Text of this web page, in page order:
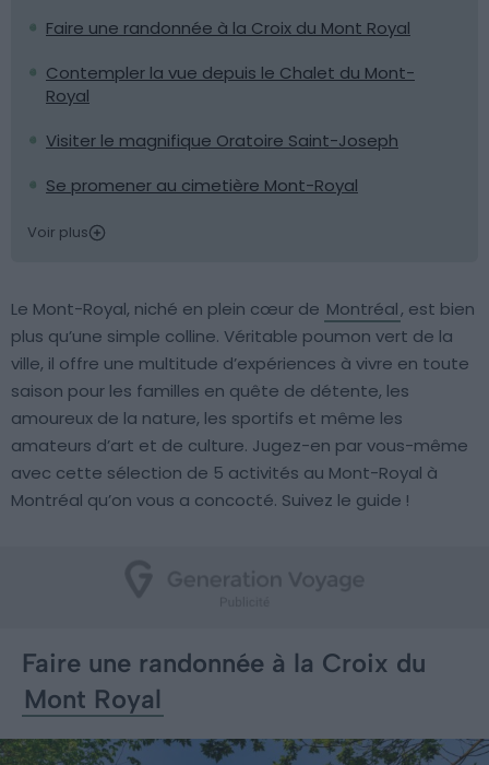
Faire une randonnée à la Croix du Mont Royal
Contempler la vue depuis le Chalet du Mont-
Royal
Visiter le magnifique Oratoire Saint-Joseph
Se promener au cimetière Mont-Royal
Voir plus
Le Mont-Royal, niché en plein cœur de Montréal, est bien
plus qu’une simple colline. Véritable poumon vert de la
ville, il offre une multitude d’expériences à vivre en toute
saison pour les familles en quête de détente, les
amoureux de la nature, les sportifs et même les
amateurs d’art et de culture. Jugez-en par vous-même
avec cette sélection de 5 activités au Mont-Royal à
Montréal qu’on vous a concocté. Suivez le guide !
Faire une randonnée à la Croix du
Mont Royal